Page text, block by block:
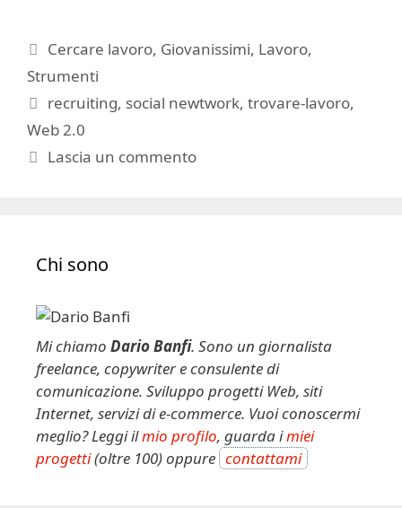
Categorie
Cercare lavoro, Giovanissimi, Lavoro,
Strumenti
Tag
recruiting, social newtwork,trovare-lavoro,
Web 2.0
Lascia un commento
Chi sono
Mi chiamo Dario Banfi. Sono un giornalista
freelance, copywriter e consulente di
comunicazione. Sviluppo progetti Web, siti
Internet, servizi di e-commerce. Vuoi conoscermi
meglio? Leggi ilmio profilo, guarda imiei
progetti(oltre 100) oppure contattami